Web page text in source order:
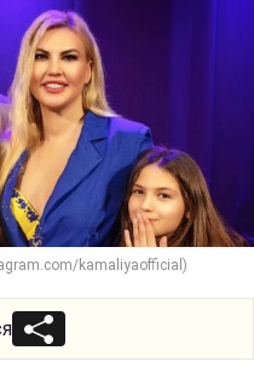
kamaliyaofficial)